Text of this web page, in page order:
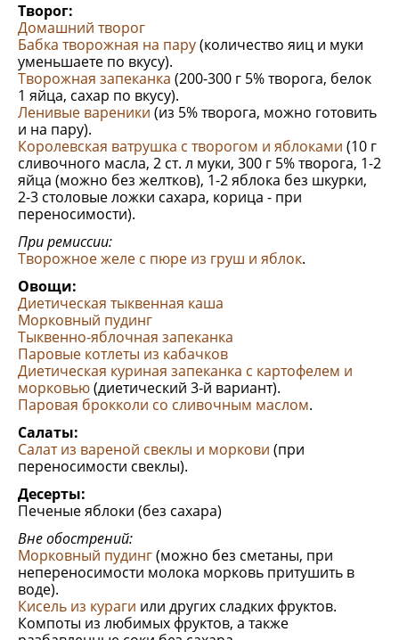
Творог:
Домашний творог
Бабка творожная на пару(количество яиц и муки
уменьшаете по вкусу).
Творожная запеканка (200-300 г 5% творога, белок
1 яйца, сахар по вкусу).
Ленивые вареники (из 5% творога, можно готовить
и на пару).
Королевская ватрушка с творогом и яблоками (10 г
сливочного масла, 2 ст. л муки, 300 г 5% творога, 1-2
яйца (можно без желтков), 1-2 яблока без шкурки,
2-3 столовые ложки сахара, корица - при
переносимости).
При ремиссии:
Творожное желе с пюре из груш и яблок.
Овощи:
Диетическая тыквенная каша
Морковный пудинг
Тыквенно-яблочная запеканка
Паровые котлеты из кабачков
Диетическая куриная запеканка с картофелем и
морковью(диетический 3-й вариант).
Паровая брокколи со сливочным маслом.
Салаты:
Салат из вареной свeклы и моркови (при
переносимости свеклы).
Десерты:
Печеные яблоки (без сахара)
Вне обострений:
Морковный пудинг(можно без сметаны, при
непереносимости молока морковь притушить в
воде).
Кисель из кураги или других сладких фруктов.
Компоты из любимых фруктов, а также